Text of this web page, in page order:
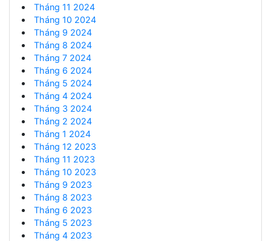
Tháng 11 2024
Tháng 10 2024
Tháng 9 2024
Tháng 8 2024
Tháng 7 2024
Tháng 6 2024
Tháng 5 2024
Tháng 4 2024
Tháng 3 2024
Tháng 2 2024
Tháng 1 2024
Tháng 12 2023
Tháng 11 2023
Tháng 10 2023
Tháng 9 2023
Tháng 8 2023
Tháng 6 2023
Tháng 5 2023
Tháng 4 2023